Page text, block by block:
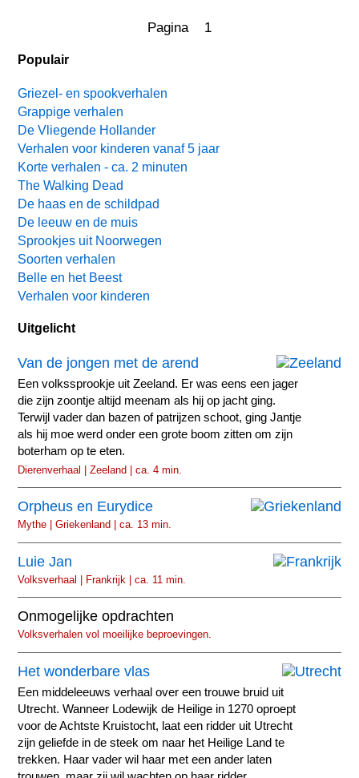
Pagina 1
Populair
Griezel- en spookverhalen
Grappige verhalen
De Vliegende Hollander
Verhalen voor kinderen vanaf 5 jaar
Korte verhalen - ca. 2 minuten
The Walking Dead
De haas en de schildpad
De leeuw en de muis
Sprookjes uit Noorwegen
Soorten verhalen
Belle en het Beest
Verhalen voor kinderen
Uitgelicht
Van de jongen met de arend
Een volkssprookje uit Zeeland. Er was eens een jager
die zijn zoontje altijd meenam als hij op jacht ging.
Terwijl vader dan bazen of patrijzen schoot, ging Jantje
als hij moe werd onder een grote boom zitten om zijn
boterham op te eten.
Dierenverhaal | Zeeland | ca. 4 min.
Orpheus en Eurydice
Mythe | Griekenland | ca. 13 min.
Luie Jan
Volksverhaal | Frankrijk | ca. 11 min.
Onmogelijke opdrachten
Volksverhalen vol moeilijke beproevingen.
Het wonderbare vlas
Een middeleeuws verhaal over een trouwe bruid uit
Utrecht. Wanneer Lodewijk de Heilige in 1270 oproept
voor de Achtste Kruistocht, laat een ridder uit Utrecht
zijn geliefde in de steek om naar het Heilige Land te
trekken. Haar vader wil haar met een ander laten